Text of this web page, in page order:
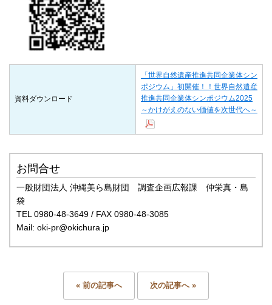
資料ダウンロード
「世界自然遺産推進共同企業体シン
ポジウム」初開催！！世界自然遺産
推進共同企業体シンポジウム2025
～かけがえのない価値を次世代へ～
お問合せ
一般財団法人 沖縄美ら島財団 調査企画広報課 仲栄真・島
袋
TEL 0980-48-3649 / FAX 0980-48-3085
Mail: oki-pr@okichura.jp
« 前の記事へ 次の記事へ »